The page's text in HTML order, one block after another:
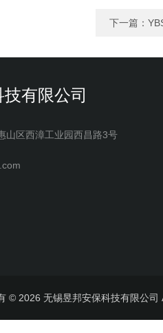
下一篇：
有限公司
山区西漳工业园西昌路3号
© 2026 无锡昱邦安保科技有限